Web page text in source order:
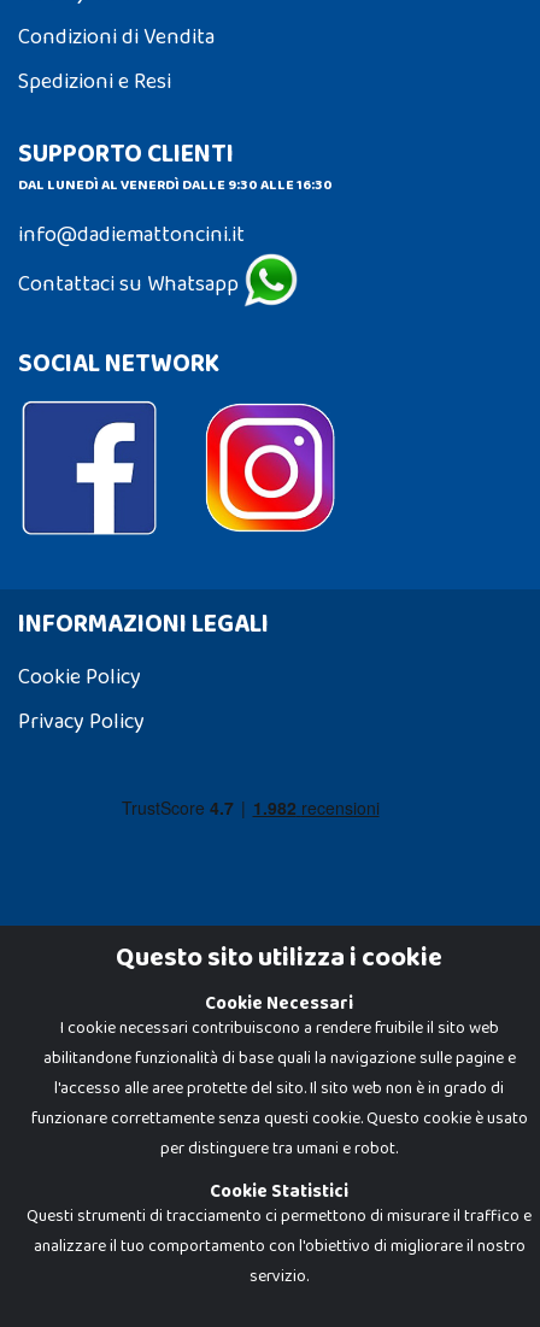
Condizioni di Vendita
Spedizioni e Resi
SUPPORTO CLIENTI
DAL LUNEDÌ AL VENERDÌ DALLE 9:30 ALLE 16:30
info@dadiemattoncini.it
Contattaci su Whatsapp
SOCIAL NETWORK
INFORMAZIONI LEGALI
Cookie Policy
Privacy Policy
Dadi e Mattoncini è un brand di Giocabene Srl. Ogni riproduzione o utilizzo non
espressamente autorizzato è severamente vietato. Tutti i loghi, marchi,
brand elencati nel presente shop sono di proprietà dei rispettivi titolari.
I prezzi e le promozioni pubblicate potrebbero differire da quanto esposto in
negozio.
Giocabene Srl - via della Posta 8, 20123 Milano (MI)
P.IVA 02608090425 - REA AN201199 - C.S. 10.000 i.v.
Questo sito utilizza i cookie
Cookie Necessari
I cookie necessari contribuiscono a rendere fruibile il sito web
abilitandone funzionalità di base quali la navigazione sulle pagine e
l'accesso alle aree protette del sito. Il sito web non è in grado di
funzionare correttamente senza questi cookie. Questo cookie è usato
per distinguere tra umani e robot.
Cookie Statistici
Questi strumenti di tracciamento ci permettono di misurare il traffico e
analizzare il tuo comportamento con l'obiettivo di migliorare il nostro
servizio.